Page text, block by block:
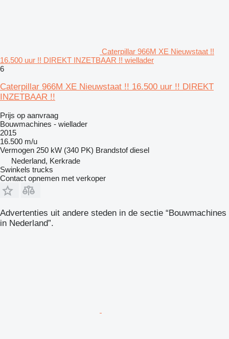
Caterpillar 966M XE Nieuwstaat !!
16.500 uur !! DIREKT INZETBAAR !! wiellader
6
Caterpillar 966M XE Nieuwstaat !! 16.500 uur !! DIREKT
INZETBAAR !!
Prijs op aanvraag
Bouwmachines - wiellader
2015
16.500 m/u
Vermogen 250 kW (340 PK) Brandstof diesel
Nederland, Kerkrade
Swinkels trucks
Contact opnemen met verkoper
Advertenties uit andere steden in de sectie “Bouwmachines
in Nederland”.